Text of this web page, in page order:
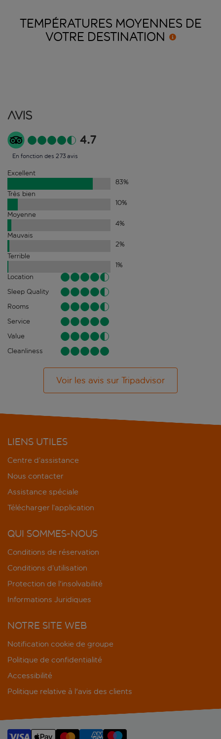
TEMPÉRATURES MOYENNES DE
VOTRE DESTINATION
Avis
4.7
En fonction des 273 avis
Excellent
83%
Très bien
10%
Moyenne
4%
Mauvais
2%
Terrible
1%
Location
Sleep Quality
Rooms
Service
Value
Cleanliness
Voir les avis sur Tripadvisor
LIENS UTILES
Centre d’assistance
Nous contacter
Assistance spéciale
Télécharger l’application
QUI SOMMES-NOUS
Conditions de réservation
Conditions d’utilisation
Protection de l'insolvabilité
Informations Juridiques
NOTRE SITE WEB
Notification cookie de groupe
Politique de confidentialité
Accessibilité
Politique relative à l'avis des clients